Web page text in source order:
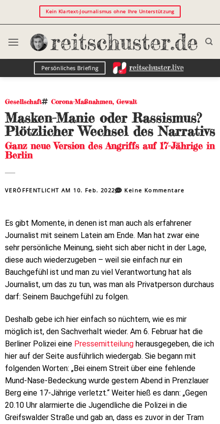
Kein Klartext-Journalismus ohne Ihre Unterstützung
Persönliches Briefing
Gesellschaft Corona-Maßnahmen, Gewalt
Masken-Manie oder Rassismus?
Plötzlicher Wechsel des Narrativs
Ganz neue Version des Angriffs auf 17-Jährige in
Berlin
VERÖFFENTLICHT AM 10. Feb. 2022 Keine Kommentare
Es gibt Momente, in denen ist man auch als erfahrener
Journalist mit seinem Latein am Ende. Man hat zwar eine
sehr persönliche Meinung, sieht sich aber nicht in der Lage,
diese auch wiederzugeben – weil sie einfach nur ein
Bauchgefühl ist und man zu viel Verantwortung hat als
Journalist, um das zu tun, was man als Privatperson durchaus
darf: Seinem Bauchgefühl zu folgen.
Deshalb gebe ich hier einfach so nüchtern, wie es mir
möglich ist, den Sachverhalt wieder. Am 6. Februar hat die
Berliner Polizei eine Pressemitteilung herausgegeben, die ich
hier auf der Seite ausführlich wiedergab. Sie begann mit
folgenden Worten: „Bei einem Streit über eine fehlende
Mund-Nase-Bedeckung wurde gestern Abend in Prenzlauer
Berg eine 17-Jährige verletzt.“ Weiter hieß es dann: „Gegen
20.10 Uhr alarmierte die Jugendliche die Polizei in die
Greifswalder Straße und gab an, dass es zuvor in der Tram